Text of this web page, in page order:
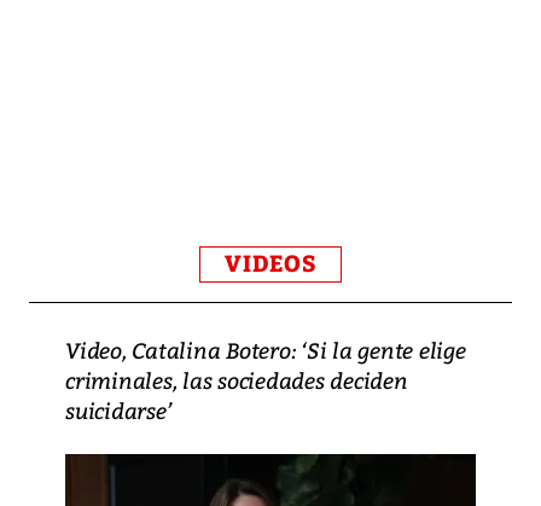
VIDEOS
Video, Catalina Botero: ‘Si la gente elige
criminales, las sociedades deciden
suicidarse’